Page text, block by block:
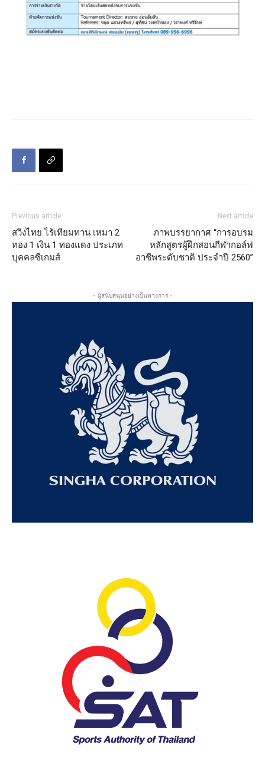
Previous article
สวิงไทย ไร้เทียมทาน เหมา 2
ทอง 1 เงิน 1 ทองแดง ประเภท
บุคคลซีเกมส์
Next article
ภาพบรรยากาศ “การอบรม
หลักสูตรผู้ฝึกสอนกีฬากอล์ฟ
อาชีพระดับชาติ ประจำปี 2560”
- ผู้สนับสนุนอย่างเป็นทางการ -